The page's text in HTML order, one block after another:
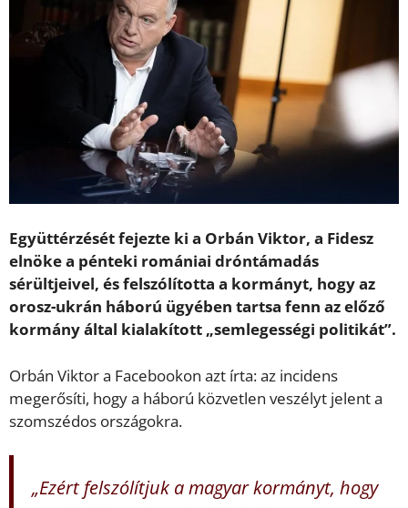
Együttérzését fejezte ki a Orbán Viktor, a Fidesz
elnöke a pénteki romániai dróntámadás
sérültjeivel, és felszólította a kormányt, hogy az
orosz-ukrán háború ügyében tartsa fenn az előző
kormány által kialakított „semlegességi politikát”.
Orbán Viktor a Facebookon azt írta: az incidens
megerősíti, hogy a háború közvetlen veszélyt jelent a
szomszédos országokra.
„Ezért felszólítjuk a magyar kormányt, hogy